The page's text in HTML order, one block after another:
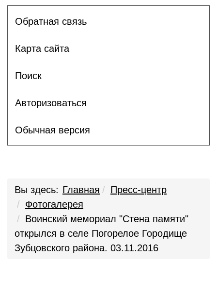
Обратная связь
Карта сайта
Поиск
Авторизоваться
Обычная версия
Вы здесь: Главная
Пресс-центр
Фотогалерея
Воинский мемориал "Стена памяти"
открылся в селе Погорелое Городище
Зубцовского района. 03.11.2016